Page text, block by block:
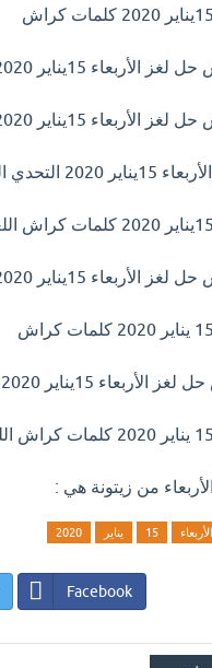
15يناير 2020 التحدي اليومي
15يناير 2020 اللغز اليومي
التحدي اليومي
2020 اللغز اليومي 2020 التحدي اليومي
15يناير 2020 اللغز اليومي
من زيتونة هي :
الأربعاء 15 يناير 2020
Facebook